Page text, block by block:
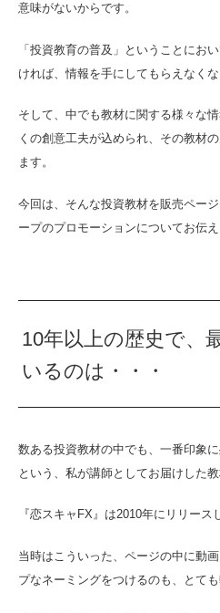
意味がないからです。
「投資教育の普及」ということにお
ければ、情報を手にしてもらえなくな
そして、中でも教材に関する様々な
くの創意工夫が込められ、その教材
ます。
今回は、そんな投資教材を販売ペー
ープのプロモーションについてお伝え
10年以上の歴史で、
いるのは・・・
数ある投資教材の中でも、一番印象
という、私が講師としてお届けした教
『恋スキャFX』は2010年にリリース
当時はこういった、ページの中に動
プなネーミングをつけるのも、とても